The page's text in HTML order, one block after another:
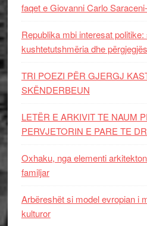
faqet e Giovanni Carlo
Republika mbi interesat
kushtetutshmëria dhe
TRI POEZI PËR GJERGJ
SKËNDERBEUN
LETËR E ARKIVIT TE NAUM
PERVJETORIN E PARE TE
Oxhaku, nga elementi
familjar
Arbëreshët si model evropian i
kulturor